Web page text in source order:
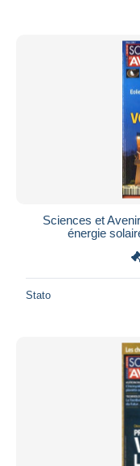
Sciences et
énergie
Stato